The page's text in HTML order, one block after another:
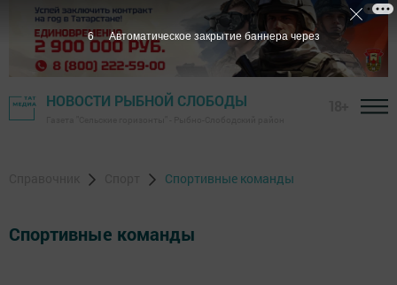
НОВОСТИ РЫБНОЙ СЛОБОДЫ
Спортивные команды
Спортивные команды
6 Автоматическое закрытие баннера через